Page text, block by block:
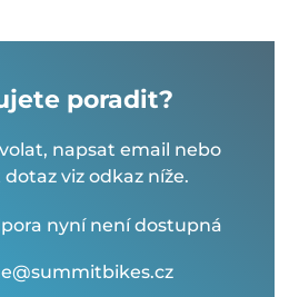
poradit?
napsat email nebo
viz odkaz níže.
nyní není dostupná